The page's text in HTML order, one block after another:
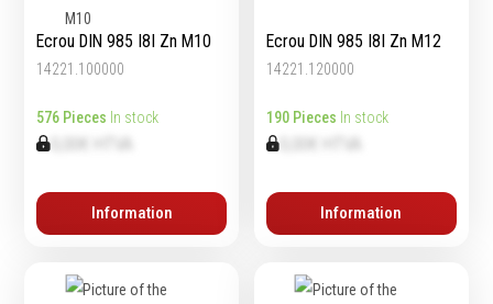
Echelles & Escabeaux
Ecrou DIN 985 I8I Zn M10
14221.100000
576 Pieces In stock
0,00€ HTVA
Information
Ecrou DIN 985 I8I Zn M12
14221.120000
190 Pieces In stock
Information